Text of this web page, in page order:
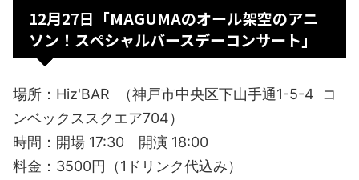
12月27日「MAGUMAのオール架空のアニ
ソン！スペシャルバースデーコンサート」
場所：Hiz'BAR （神戸市中央区下山手通1-5-4 コ
ンベックススクエア704）
時間：開場 17:30 開演 18:00
料金：3500円（1ドリンク代込み）